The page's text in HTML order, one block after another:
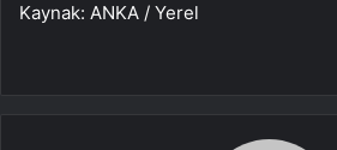
Kaynak: ANKA / Yerel